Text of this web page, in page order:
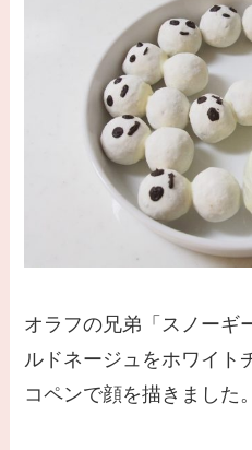
オラフの兄弟「スノーギ
ルドネージュをホワイト
コペンで顔を描きました。